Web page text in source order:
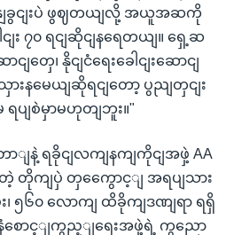
ျခွငျးပဲ ဖွဈတယျလို့ အယူအဆကို
ငျး ၇၀ ရငျဆိုငျနရေတယျ။ ရှေ့ဆ
ငျတှေ၊ နိုငျငံရေးခေါငျးဆောငျ
ားနမေယျဆိုရငျတော့ ပွညျတှငျး
ပျစဲမှာမဟုတျဘူး။"
ာျနဲ့ ရခိုငျလကျနကျကိုငျအဖှဲ့ AA
တိုကျပှဲ တှကွေောင့ျ အရပျသား
၊ ၅၆၀ လောကျ ထိခိုကျဒဏျရာ ရရှိ
နေံစောင့ျကွည့ျရေးအဖှဲ့ရဲ့ ကွညော